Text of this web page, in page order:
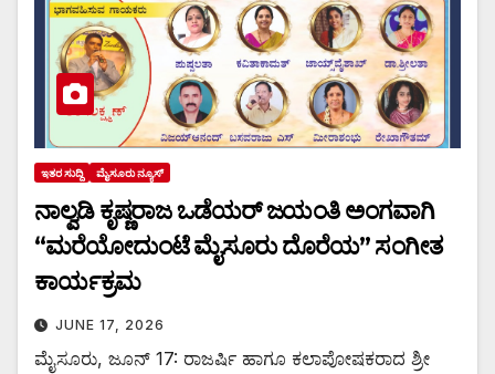
ಇತರ ಸುದ್ದಿ ಮೈಸೂರು ನ್ಯೂಸ್
ನಾಲ್ವಡಿ ಕೃಷ್ಣರಾಜ ಒಡೆಯರ್ ಜಯಂತಿ ಅಂಗವಾಗಿ
“ಮರೆಯೋದುಂಟೆ ಮೈಸೂರು ದೊರೆಯ” ಸಂಗೀತ
ಕಾರ್ಯಕ್ರಮ
JUNE 17, 2026
ಮೈಸೂರು, ಜೂನ್ 17: ರಾಜರ್ಷಿ ಹಾಗೂ ಕಲಾಪೋಷಕರಾದ ಶ್ರೀ